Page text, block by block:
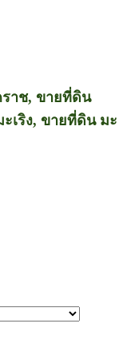
าช, ขายที่ดิน
เริง, ขายที่ดิน มะ